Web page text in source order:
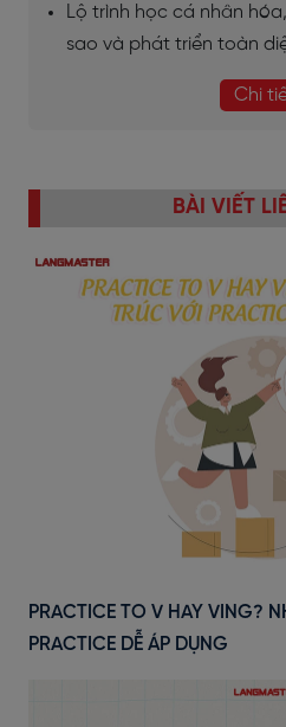
Lộ trình học cá nhân
sao và phát triển toàn
Chi
BÀI VIẾT
PRACTICE TO V HAY VING?
PRACTICE DỄ ÁP DỤNG